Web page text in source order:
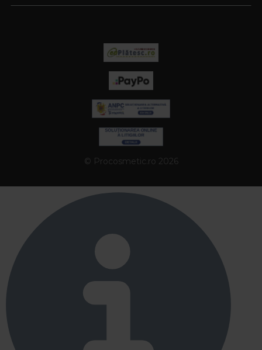
© Procosmetic.ro 2026